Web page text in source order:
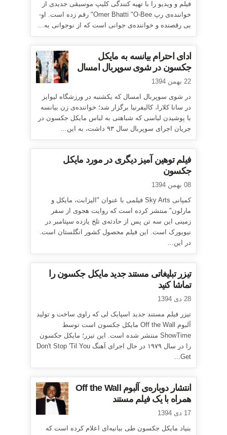
فیلم و ویدیو را با تهیه کنندگی کلیپ موسیقی جدیدی از
خواننده‌ی رپ Omer Bhatti "O-Bee" رقم زده است. او-
بی رقصنده و خواننده‌ی جوانی است که از نوجوانی به...
ادای احترام بیانسه به مایکل
جکسون در شوی سوپربال امسال
22 بهمن 1394
در شوی سوپربال امسال که یکشنبه در ورزشگاه لیوایز
در سانا کلارا، کالیفرنیا برگزار شد؛ خواننده‌ی زن بیانسه
با پوشیدن لباسی که شباهتی به لباس مایکل جکسون در
جریان اجرای سوپربال سال ۹۳ داشت، به این...
فیلم توهین آمیز دیگری در مورد مایکل
جکسون
08 بهمن 1394
کمپانی Sky Arts فیلمی با عنوان "الیزابت، مایکل و
مارلون" منتشر کرده است که روایت هجوی از سفر
زمینی این سه تن پس از حادثه‌ی تلخ یازده سپتامبر در
نیویورک است. این فیلم محصول کشور انگلستان است.
در این...
تیزر تبلیغاتی مستند جدید مایکل جکسون را
تماشا کنید
28 دی 1394
تیزر فیلم مستند جدید اسپایک لی که راوی ساخت و تولید
آلبوم Off the Wall مایکل جکسون است توسط
ShowTime منتشر شده است. این تیزر؛ مایکل جکسون
را در سال ۱۹۷۹ در حال اجرای آهنگ Don't Stop 'Til You
Get...
انتشار دوباره‌ی آلبوم Off the Wall
همراه با یک فیلم مستند
17 دی 1394
بنیاد مایکل جکسون طی بیانیه‌ای اعلام کرده است که